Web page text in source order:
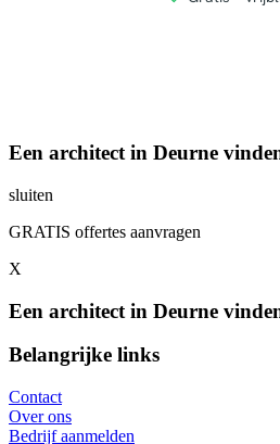
Een architect in Deurne
sluiten
GRATIS offertes aanvragen
X
Een architect in Deurne
Belangrijke links
Contact
Over ons
Bedrijf aanmelden